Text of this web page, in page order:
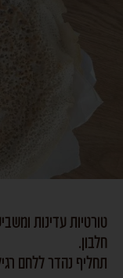
טורטיות עדינות
חלבון.
תחליף נהדר ללחם